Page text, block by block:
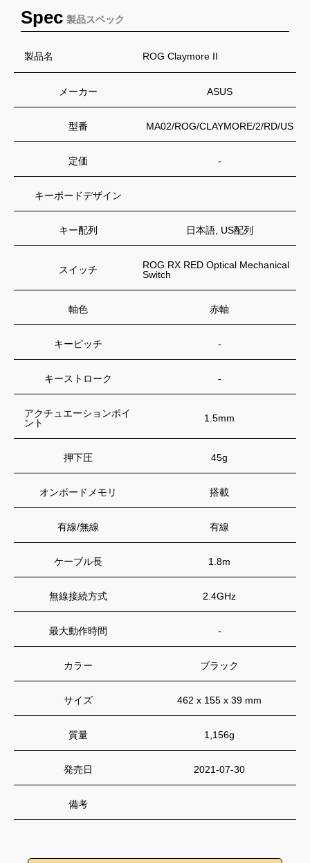
Spec 製品スペック
製品名 ROG Claymore II
メーカー ASUS
型番 MA02/ROG/CLAYMORE/2/RD/US
定価 -
キーボードデザイン
キー配列 日本語, US配列
スイッチ
ROG RX RED Optical Mechanical
Switch
軸色 赤軸
キーピッチ -
キーストローク -
アクチュエーションポイ
ント
1.5mm
押下圧 45g
オンボードメモリ 搭載
有線/無線 有線
ケーブル長 1.8m
無線接続方式 2.4GHz
最大動作時間 -
カラー ブラック
サイズ 462 x 155 x 39 mm
質量 1,156g
発売日 2021-07-30
備考